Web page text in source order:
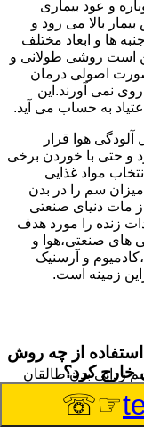
و عود بیماری
بالا می رود و
ها و ابعاد مختلف
است روشی طولانی و
صورت اصولی درمان
نمی آورند.این
به حساب می آید.
هوا قرار
و حتی با خوردن برخی
مواد غذایی
سم را در بدن
از مات دنیای صنعتی
زنده را مورد هدف
های صنعتی،هوا و
و آرسنیک
زمینه است.
از چه روش
خارج کرد؟
تقسیم می
زدایی بدن طالقان
☞☏